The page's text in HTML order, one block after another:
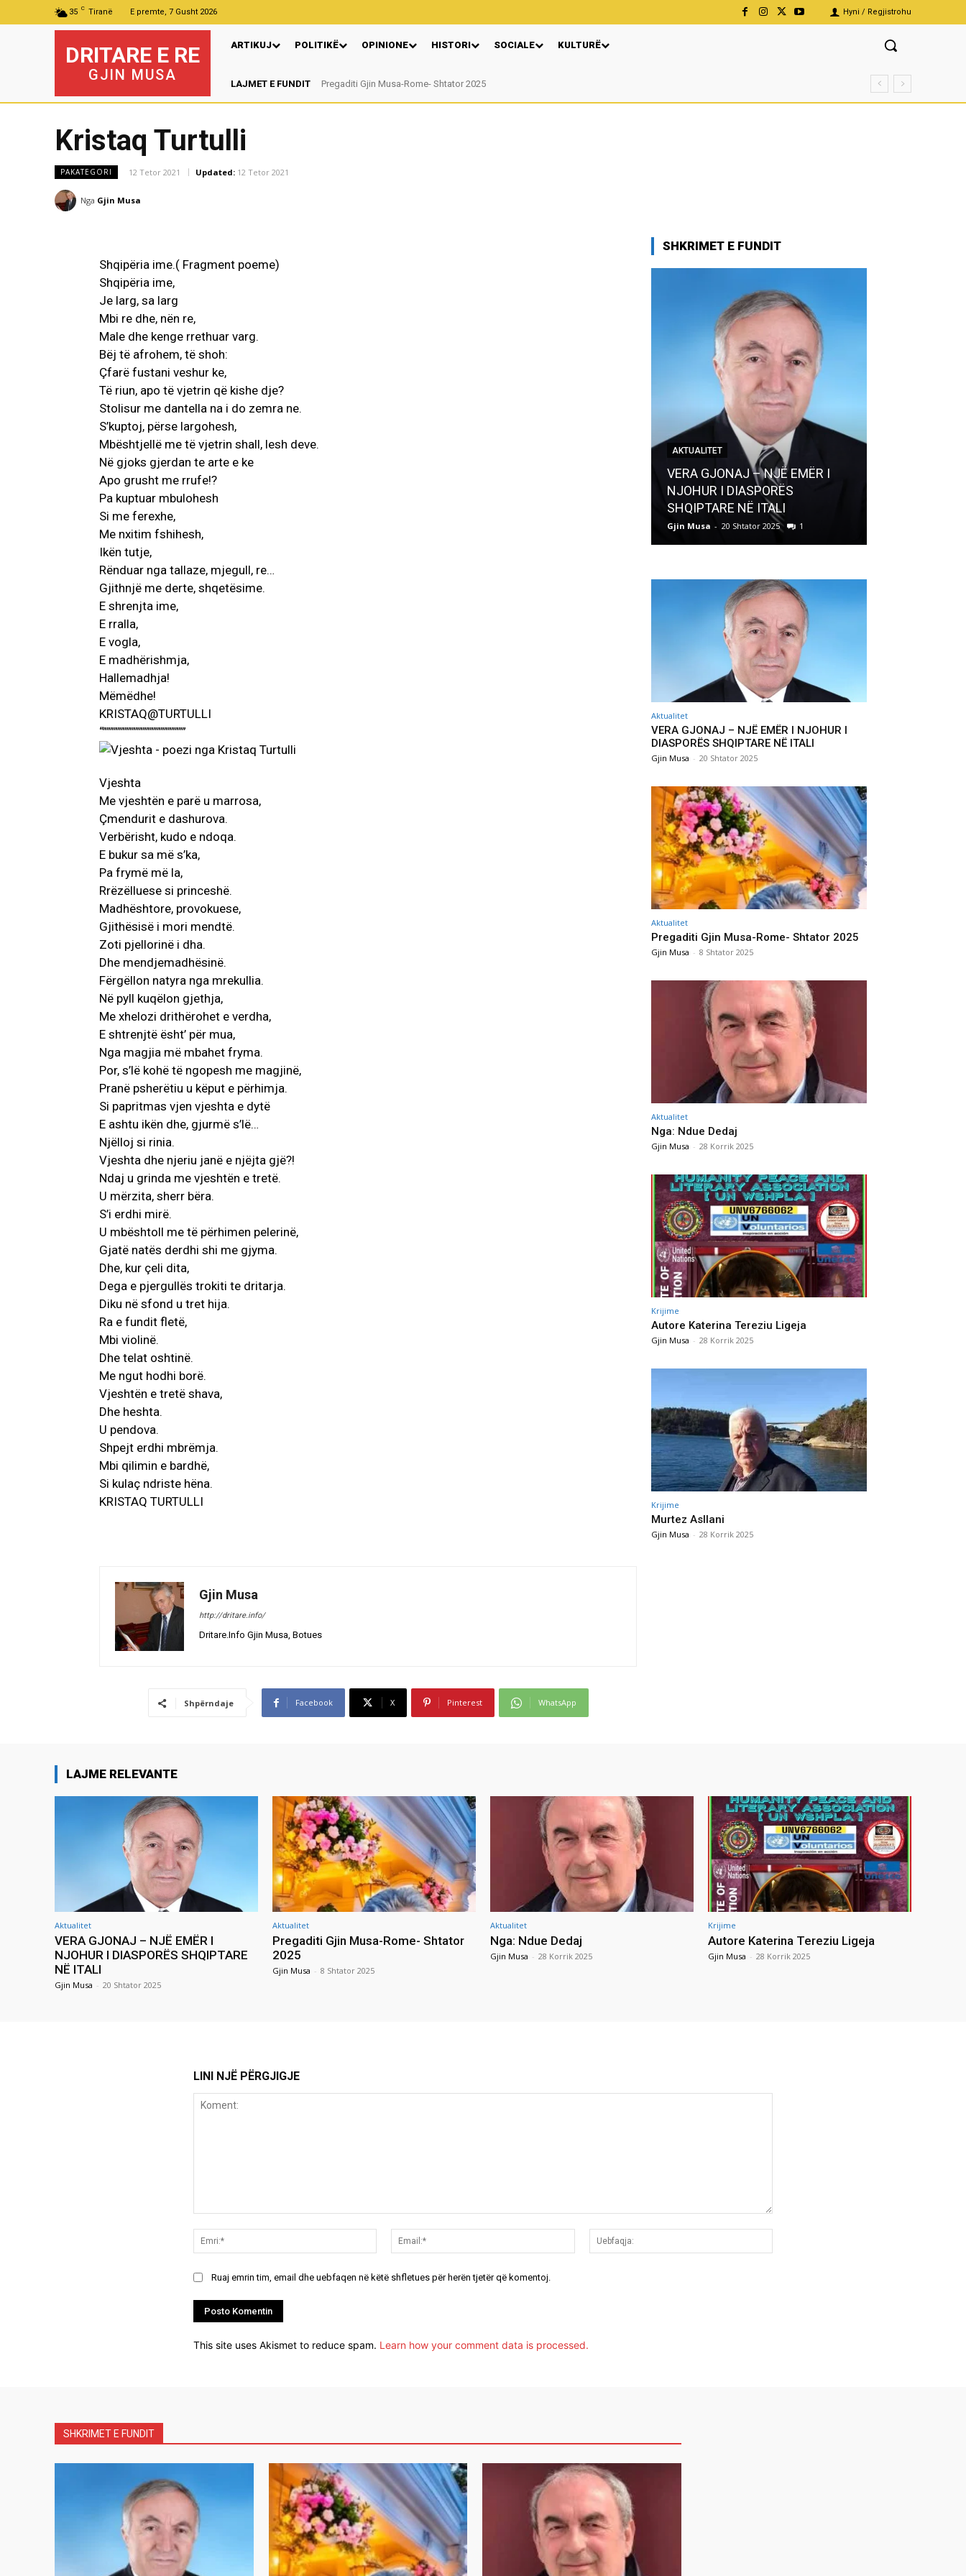
35 C Tiranë E premte, 7 Gusht 2026 Hyni / Regjistrohu
DRITARE E RE
GJIN MUSA
ARTIKUJ POLITIKË OPINIONE HISTORI SOCIALE KULTURË
LAJMET E FUNDITPregaditi Gjin Musa-Rome- Shtator 2025
Nga: Ndue Dedaj
Kristaq Turtulli
PAKATEGORI 12 Tetor 2021 Updated: 12 Tetor 2021
Nga Gjin Musa
Shqipëria ime.( Fragment poeme)
Shqipëria ime,
Je larg, sa larg
Mbi re dhe, nën re,
Male dhe kenge rrethuar varg.
Bëj të afrohem, të shoh:
Çfarë fustani veshur ke,
Të riun, apo të vjetrin që kishe dje?
Stolisur me dantella na i do zemra ne.
S’kuptoj, përse largohesh,
Mbështjellë me të vjetrin shall, lesh deve.
Në gjoks gjerdan te arte e ke
Apo grusht me rrufe!?
Pa kuptuar mbulohesh
Si me ferexhe,
Me nxitim fshihesh,
Ikën tutje,
Rënduar nga tallaze, mjegull, re…
Gjithnjë me derte, shqetësime.
E shrenjta ime,
E rralla,
E vogla,
E madhërishmja,
Hallemadhja!
Mëmëdhe!
KRISTAQ@TURTULLI
“”””””””””””””””””””””””
Vjeshta
Me vjeshtën e parë u marrosa,
Çmendurit e dashurova.
Verbërisht, kudo e ndoqa.
E bukur sa më s’ka,
Pa frymë më la,
Rrëzëlluese si princeshë.
Madhështore, provokuese,
Gjithësisë i mori mendtë.
Zoti pjellorinë i dha.
Dhe mendjemadhësinë.
Fërgëllon natyra nga mrekullia.
Në pyll kuqëlon gjethja,
Me xhelozi drithërohet e verdha,
E shtrenjtë ësht’ për mua,
Nga magjia më mbahet fryma.
Por, s’lë kohë të ngopesh me magjinë,
Pranë psherëtiu u këput e përhimja.
Si papritmas vjen vjeshta e dytë
E ashtu ikën dhe, gjurmë s’lë…
Njëlloj si rinia.
Vjeshta dhe njeriu janë e njëjta gjë?!
Ndaj u grinda me vjeshtën e tretë.
U mërzita, sherr bëra.
S’i erdhi mirë.
U mbështoll me të përhimen pelerinë,
Gjatë natës derdhi shi me gjyma.
Dhe, kur çeli dita,
Dega e pjergullës trokiti te dritarja.
Diku në sfond u tret hija.
Ra e fundit fletë,
Mbi violinë.
Dhe telat oshtinë.
Me ngut hodhi borë.
Vjeshtën e tretë shava,
Dhe heshta.
U pendova.
Shpejt erdhi mbrëmja.
Mbi qilimin e bardhë,
Si kulaç ndriste hëna.
KRISTAQ TURTULLI
Gjin Musa
http://dritare.info/
Dritare.Info Gjin Musa, Botues
Shpërndaje Facebook X Pinterest WhatsApp
SHKRIMET E FUNDIT
AKTUALITET
VERA GJONAJ – NJË EMËR I
NJOHUR I DIASPORËS
SHQIPTARE NË ITALI
Gjin Musa - 20 Shtator 2025 1
Aktualitet
VERA GJONAJ – NJË EMËR I NJOHUR I
DIASPORËS SHQIPTARE NË ITALI
Gjin Musa - 20 Shtator 2025
Aktualitet
Pregaditi Gjin Musa-Rome- Shtator 2025
Gjin Musa - 8 Shtator 2025
Aktualitet
Nga: Ndue Dedaj
Gjin Musa - 28 Korrik 2025
Krijime
Autore Katerina Tereziu Ligeja
Gjin Musa - 28 Korrik 2025
Krijime
Murtez Asllani
Gjin Musa - 28 Korrik 2025
LAJME RELEVANTE
Aktualitet
VERA GJONAJ – NJË EMËR I
NJOHUR I DIASPORËS SHQIPTARE
NË ITALI
Gjin Musa - 20 Shtator 2025
Aktualitet
Pregaditi Gjin Musa-Rome- Shtator
2025
Gjin Musa - 8 Shtator 2025
Aktualitet
Nga: Ndue Dedaj
Gjin Musa - 28 Korrik 2025
Krijime
Autore Katerina Tereziu Ligeja
Gjin Musa - 28 Korrik 2025
LINI NJË PËRGJIGJE
Emri:*
Email:*
Ruaj emrin tim, email dhe uebfaqen në këtë shfletues për herën tjetër që komentoj.
This site uses Akismet to reduce spam. Learn how your comment data is processed.
SHKRIMET E FUNDIT